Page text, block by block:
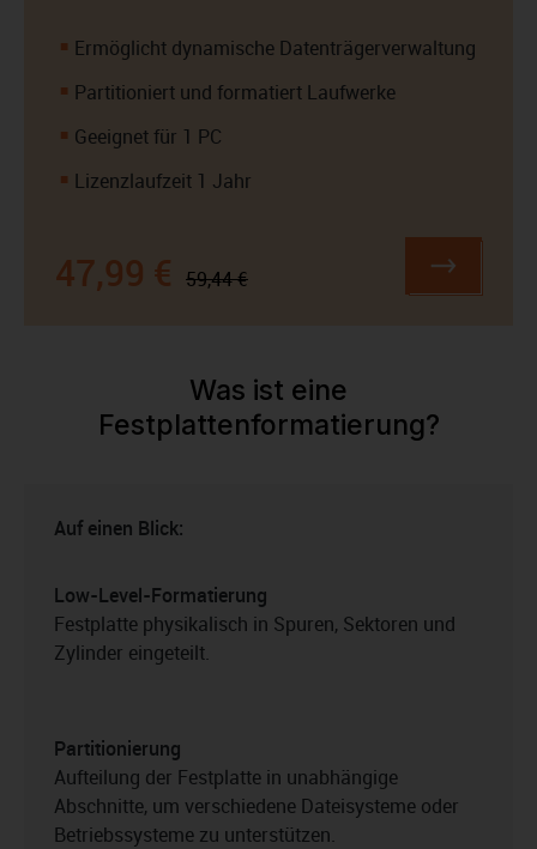
Ermöglicht dynamische Datenträgerverwaltung
Partitioniert und formatiert Laufwerke
Geeignet für 1 PC
Lizenzlaufzeit 1 Jahr
47,99 € 59,44 €
Was ist eine
Festplattenformatierung?
Auf einen Blick:
Low-Level-Formatierung
Festplatte physikalisch in Spuren, Sektoren und
Zylinder eingeteilt.
Partitionierung
Aufteilung der Festplatte in unabhängige
Abschnitte, um verschiedene Dateisysteme oder
Betriebssysteme zu unterstützen.